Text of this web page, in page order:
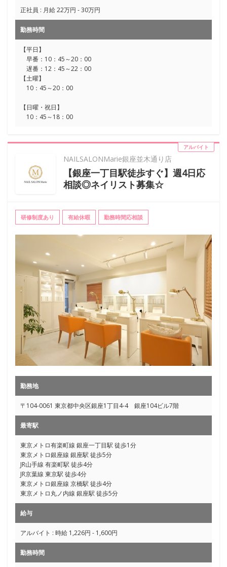
正社員 : 月給 22万円 - 30万円
勤務時間
【平日】
早番：10：45～20：00
遅番：12：45～22：00
【土曜】
10：45～20：00
【日曜・祝日】
10：45～18：00
アルバイト
NAILSALONMarie銀座並木通り店
【銀座一丁目駅徒歩すぐ】週4日応
相談◎ネイリスト募集☆
研修制度あり 有給休暇 勤務時間応相談
勤務地
〒104-0061 東京都中央区銀座1丁目4‐4 銀座104ビル7階
最寄駅
東京メトロ有楽町線 銀座一丁目駅 徒歩1分
東京メトロ銀座線 銀座駅 徒歩5分
JR山手線 有楽町駅 徒歩4分
JR京葉線 東京駅 徒歩4分
東京メトロ銀座線 京橋駅 徒歩4分
東京メトロ丸ノ内線 銀座駅 徒歩5分
給与
アルバイト : 時給 1,226円 - 1,600円
勤務時間